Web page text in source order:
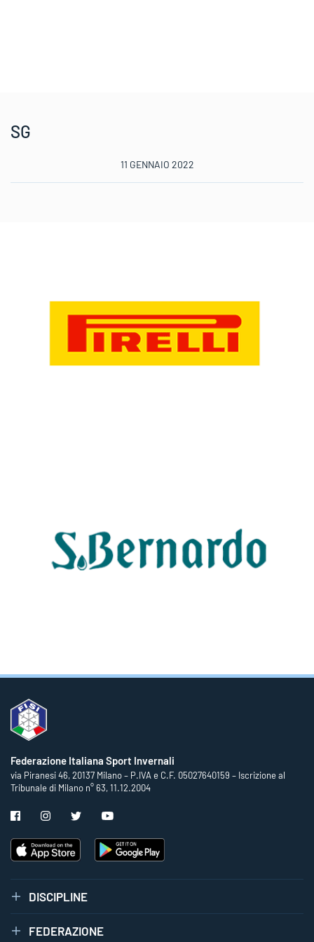
SG
11 GENNAIO 2022
Federazione Italiana Sport Invernali
via Piranesi 46, 20137 Milano – P.IVA e C.F. 05027640159 – Iscrizione al
Tribunale di Milano n° 63, 11.12.2004
DISCIPLINE
FEDERAZIONE